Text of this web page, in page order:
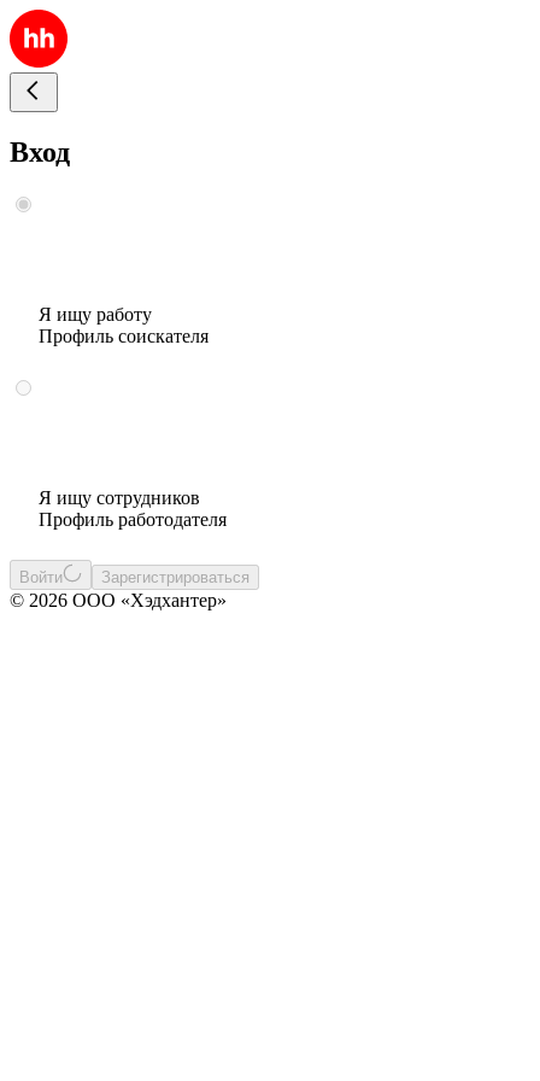
Вход
Я ищу работу
Профиль соискателя
Я ищу сотрудников
Профиль работодателя
Войти Зарегистрироваться
© 2026 ООО «Хэдхантер»